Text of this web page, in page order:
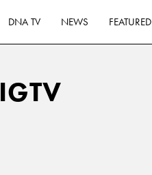
DNA TV NEWS FEATURED
IGTV